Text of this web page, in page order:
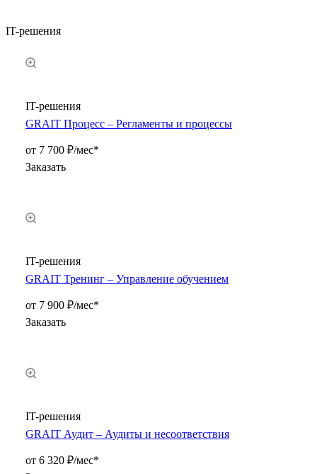
IT-решения
IT-решения
GRAIT Процесс – Регламенты и процессы
от 7 700 ₽/мес*
Заказать
IT-решения
GRAIT Тренинг – Управление обучением
от 7 900 ₽/мес*
Заказать
IT-решения
GRAIT Аудит – Аудиты и несоответствия
от 6 320 ₽/мес*